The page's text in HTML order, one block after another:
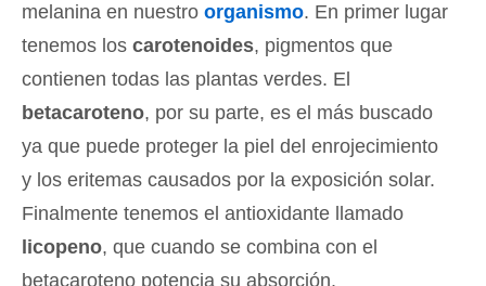
melanina en nuestro organismo. En primer lugar
tenemos los carotenoides, pigmentos que
contienen todas las plantas verdes. El
betacaroteno, por su parte, es el más buscado
ya que puede proteger la piel del enrojecimiento
y los eritemas causados por la exposición solar.
Finalmente tenemos el antioxidante llamado
licopeno, que cuando se combina con el
betacaroteno potencia su absorción.